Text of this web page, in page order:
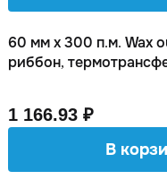
60 мм х 300 п.м. Wax
риббон,
1 166.93 ₽
В